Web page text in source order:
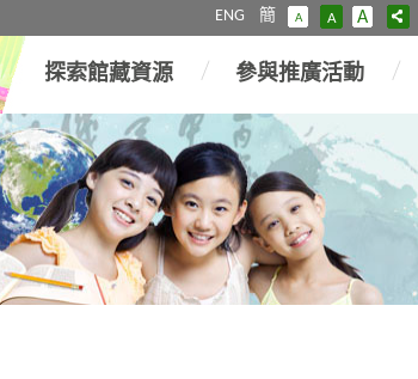
ENG 簡 A A A
探索館藏資源 參與推廣活動